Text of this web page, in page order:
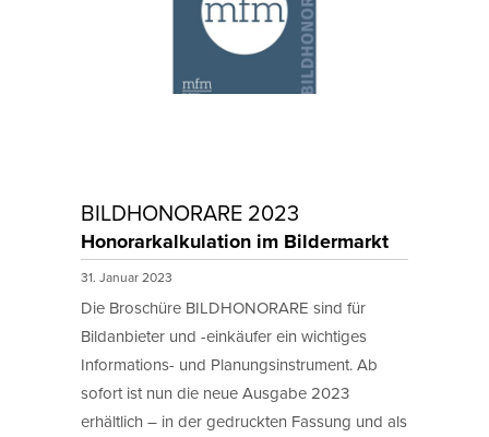
BILDHONORARE 2023
Honorarkalkulation im Bildermarkt
31. Januar 2023
Die Broschüre BILDHONORARE sind für
Bildanbieter und -einkäufer ein wichtiges
Informations- und Planungsinstrument. Ab
sofort ist nun die neue Ausgabe 2023
erhältlich – in der gedruckten Fassung und als